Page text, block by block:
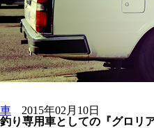
車
2015年02月10日
釣り専用車としての『グロリ